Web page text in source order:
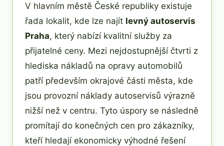
V hlavním městě České republiky existuje
řada lokalit, kde lze najít levný autoservis
Praha, který nabízí kvalitní služby za
přijatelné ceny. Mezi nejdostupnější čtvrti z
hlediska nákladů na opravy automobilů
patří především okrajové části města, kde
jsou provozní náklady autoservisů výrazně
nižší než v centru. Tyto úspory se následně
promítají do konečných cen pro zákazníky,
kteří hledají ekonomicky výhodné řešení